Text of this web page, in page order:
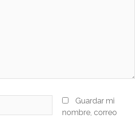
Guardar mi
nombre, correo